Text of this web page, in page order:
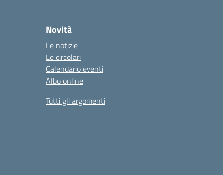
Novità
Le notizie
Le circolari
Calendario eventi
Albo online
Tutti gli argomenti